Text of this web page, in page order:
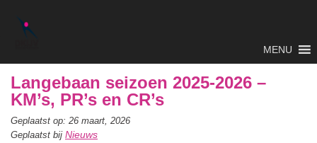
MENU
Langebaan seizoen 2025-2026 –
KM’s, PR’s en CR’s
Geplaatst op: 26 maart, 2026
Geplaatst bij Nieuws